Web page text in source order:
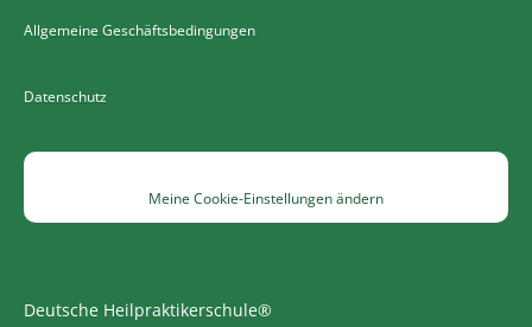
Allgemeine Geschäftsbedingungen
Datenschutz
Meine Cookie-Einstellungen ändern
Deutsche Heilpraktikerschule®